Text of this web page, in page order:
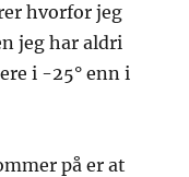
hvorfor jeg
jeg har aldri
i -25° enn i
på er at